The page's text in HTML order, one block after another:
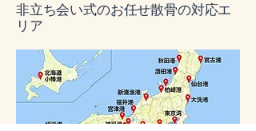
非立ち会い式のお任せ散骨の対応エ
リア